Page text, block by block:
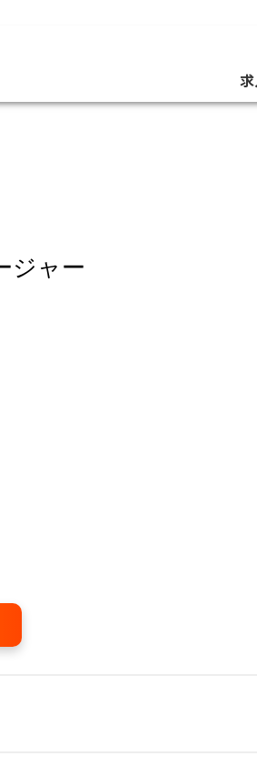
ジャー